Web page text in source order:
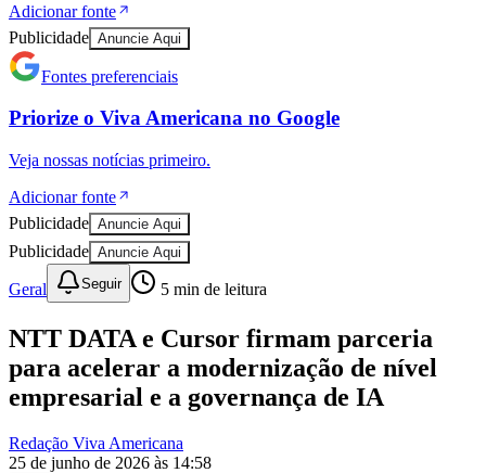
Sport
Adicionar fonte
Publicidade Anuncie Aqui
Fontes preferenciais
Priorize o Viva Americana no Google
Veja nossas notícias primeiro.
Adicionar fonte
Publicidade Anuncie Aqui
Publicidade Anuncie Aqui
Geral Seguir 5 min de leitura
NTT DATA e Cursor firmam parceria
para acelerar a modernização de nível
empresarial e a governança de IA
Redação Viva Americana
25 de junho de 2026 às 14:58